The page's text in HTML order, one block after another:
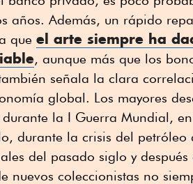
años. Además, un rápido
que el arte siempre ha
, aunque más que los
señala la clara
global. Los mayores
la I Guerra Mundial,
durante la crisis del
del pasado siglo y
nuevos coleccionistas no